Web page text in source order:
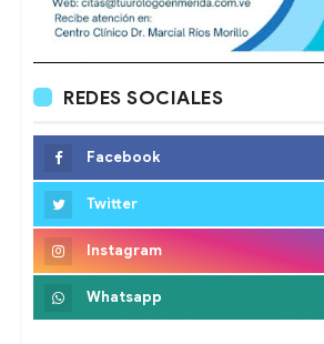
REDES SOCIALES
Facebook
Twitter
Instagram
Whatsapp